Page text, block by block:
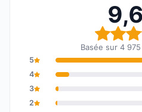
9,6
Note
Basée sur 4
5
4
3
2